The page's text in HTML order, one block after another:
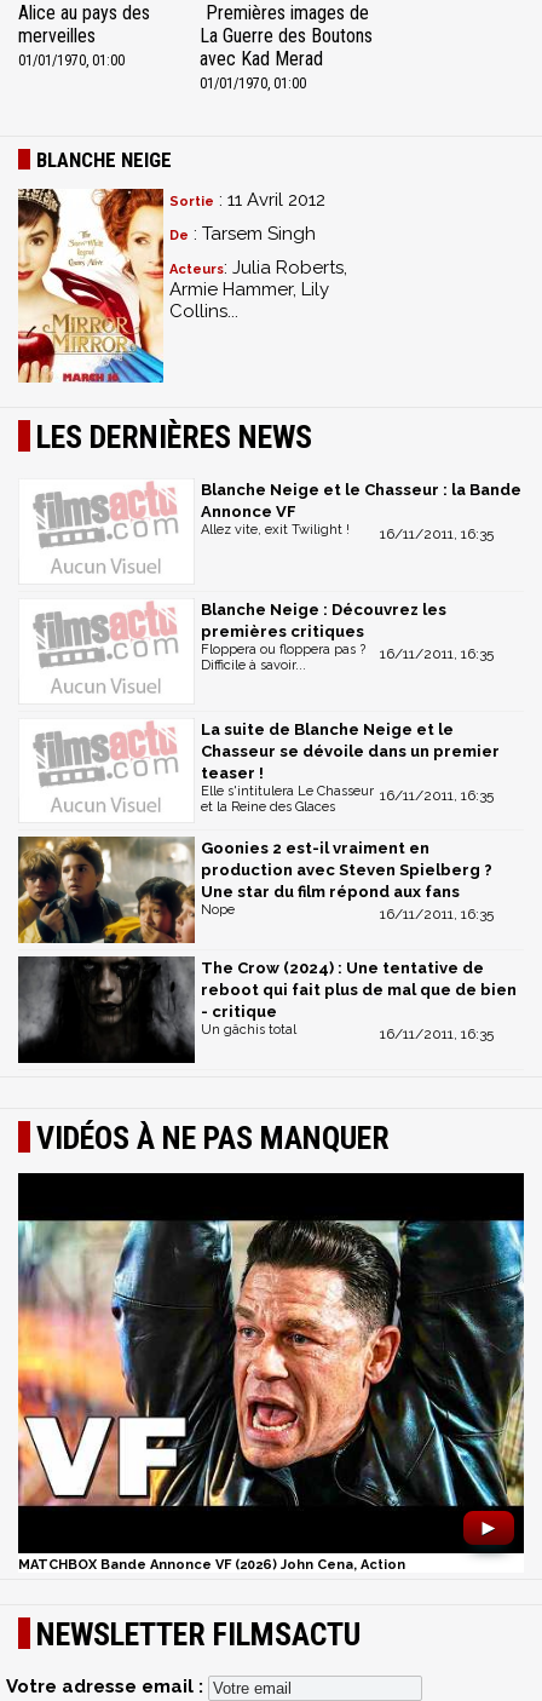
Alice au pays des
merveilles
01/01/1970, 01:00
Premières images de
La Guerre des Boutons
avec Kad Merad
01/01/1970, 01:00
BLANCHE NEIGE
Sortie : 11 Avril 2012
De : Tarsem Singh
Acteurs: Julia Roberts,
Armie Hammer, Lily
Collins...
LES DERNIÈRES NEWS
Blanche Neige et le Chasseur : la Bande
Annonce VF
16/11/2011, 16:35
Allez vite, exit Twilight !
Blanche Neige : Découvrez les
premières critiques
16/11/2011, 16:35
Floppera ou floppera pas ?
Difficile à savoir...
La suite de Blanche Neige et le
Chasseur se dévoile dans un premier
teaser !
16/11/2011, 16:35
Elle s'intitulera Le Chasseur
et la Reine des Glaces
Goonies 2 est-il vraiment en
production avec Steven Spielberg ?
Une star du film répond aux fans
16/11/2011, 16:35
Nope
The Crow (2024) : Une tentative de
reboot qui fait plus de mal que de bien
- critique
16/11/2011, 16:35
Un gâchis total
VIDÉOS À NE PAS MANQUER
►
MATCHBOX Bande Annonce VF (2026) John Cena, Action
NEWSLETTER FILMSACTU
Votre adresse email :